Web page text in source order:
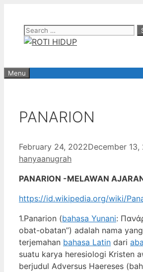
contentSearch
for:
Menu
PANARION
February 24, 2022December 13,
hanyaanugrah
PANARION -MELAWAN
https://id.wikipedia.org/wiki/
1.Panarion (bahasa Yunani:
obat-obatan”) adalah nama
terjemahan bahasa Latin dari
suatu karya heresiologi Kristen
berjudul Adversus Haereses